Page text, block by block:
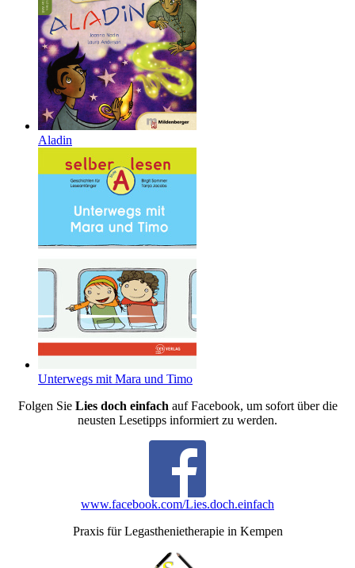
Aladin
Unterwegs mit Mara und Timo
Folgen Sie Lies doch einfach auf Facebook, um sofort über die
neusten Lesetipps informiert zu werden.
www.facebook.com/Lies.doch.einfach
Praxis für Legasthenietherapie in Kempen